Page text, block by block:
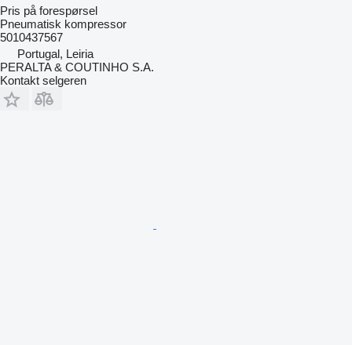
Pris på forespørsel
Pneumatisk kompressor
5010437567
Portugal, Leiria
PERALTA & COUTINHO S.A.
Kontakt selgeren